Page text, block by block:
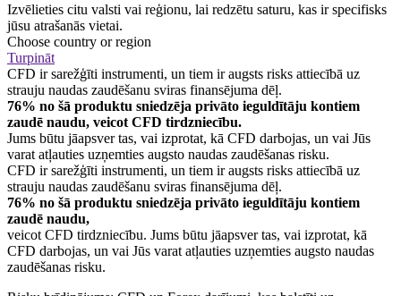
Izvēlieties citu valsti vai reģionu, lai redzētu saturu, kas ir specifisks
jūsu atrašanās vietai.
Choose country or region
Turpināt
CFD ir sarežģīti instrumenti, un tiem ir augsts risks attiecībā uz
strauju naudas zaudēšanu sviras finansējuma dēļ.
76% no šā produktu sniedzēja privāto ieguldītāju kontiem
zaudē naudu, veicot CFD tirdzniecību.
Jums būtu jāapsver tas, vai izprotat, kā CFD darbojas, un vai Jūs
varat atļauties uzņemties augsto naudas zaudēšanas risku.
CFD ir sarežģīti instrumenti, un tiem ir augsts risks attiecībā uz
strauju naudas zaudēšanu sviras finansējuma dēļ.
76% no šā produktu sniedzēja privāto ieguldītāju kontiem
zaudē naudu,
veicot CFD tirdzniecību. Jums būtu jāapsver tas, vai izprotat, kā
CFD darbojas, un vai Jūs varat atļauties uzņemties augsto naudas
zaudēšanas risku.